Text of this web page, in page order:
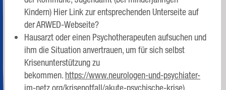
Kindern) Hier Link zur entsprechenden Unterseite auf
der ARWED-Webseite?
Hausarzt oder einen Psychotherapeuten aufsuchen und
ihm die Situation anvertrauen, um für sich selbst
Krisenunterstützung zu
bekommen. https://www.neurologen-und-psychiater-
im-netz.org/krisenotfall/akute-psychische-krise)